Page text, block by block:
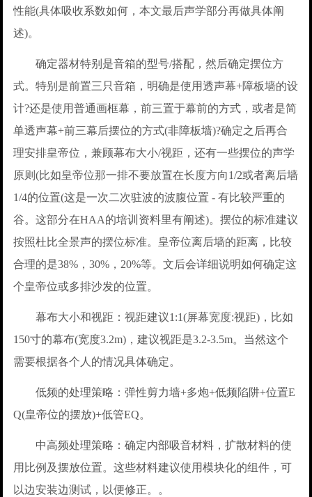
性能(具体吸收系数如何，本文最后声学部分再做具体阐
述)。
确定器材特别是音箱的型号/搭配，然后确定摆位方
式。特别是前置三只音箱，明确是使用透声幕+障板墙的设
计?还是使用普通画框幕，前三置于幕前的方式，或者是简
单透声幕+前三幕后摆位的方式(非障板墙)?确定之后再合
理安排皇帝位，兼顾幕布大小/视距，还有一些摆位的声学
原则(比如皇帝位那一排不要放置在长度方向1/2或者离后墙
1/4的位置(这是一次二次驻波的波腹位置 - 有比较严重的
谷。这部分在HAA的培训资料里有阐述)。摆位的标准建议
按照杜比全景声的摆位标准。皇帝位离后墙的距离，比较
合理的是38%，30%，20%等。文后会详细说明如何确定这
个皇帝位或多排沙发的位置。
幕布大小和视距：视距建议1:1(屏幕宽度:视距)，比如
150寸的幕布(宽度3.2m)，建议视距是3.2-3.5m。当然这个
需要根据各个人的情况具体确定。
低频的处理策略：弹性剪力墙+多炮+低频陷阱+位置E
Q(皇帝位的摆放)+低管EQ。
中高频处理策略：确定内部吸音材料，扩散材料的使
用比例及摆放位置。这些材料建议使用模块化的组件，可
以边安装边测试，以便修正。。